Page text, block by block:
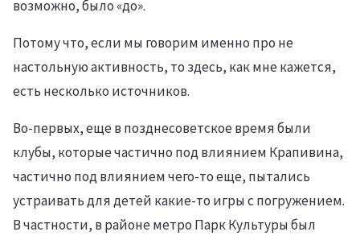
возможно, было «до».
Потому что, если мы говорим именно про не
настольную активность, то здесь, как мне кажется,
есть несколько источников.
Во-первых, еще в позднесоветское время были
клубы, которые частично под влиянием Крапивина,
частично под влиянием чего-то еще, пытались
устраивать для детей какие-то игры с погружением.
В частности, в районе метро Парк Культуры был